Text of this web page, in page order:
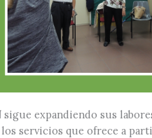
sigue expandiendo sus
servicios que ofrece a